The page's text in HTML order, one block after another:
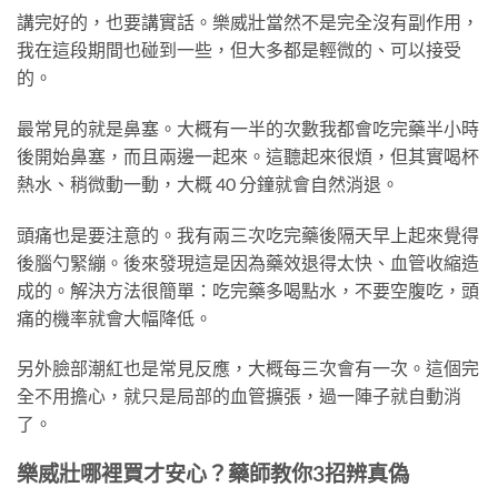
講完好的，也要講實話。樂威壯當然不是完全沒有副作用，
我在這段期間也碰到一些，但大多都是輕微的、可以接受
的。
最常見的就是鼻塞。大概有一半的次數我都會吃完藥半小時
後開始鼻塞，而且兩邊一起來。這聽起來很煩，但其實喝杯
熱水、稍微動一動，大概 40 分鐘就會自然消退。
頭痛也是要注意的。我有兩三次吃完藥後隔天早上起來覺得
後腦勺緊繃。後來發現這是因為藥效退得太快、血管收縮造
成的。解決方法很簡單：吃完藥多喝點水，不要空腹吃，頭
痛的機率就會大幅降低。
另外臉部潮紅也是常見反應，大概每三次會有一次。這個完
全不用擔心，就只是局部的血管擴張，過一陣子就自動消
了。
樂威壯哪裡買才安心？藥師教你3招辨真偽